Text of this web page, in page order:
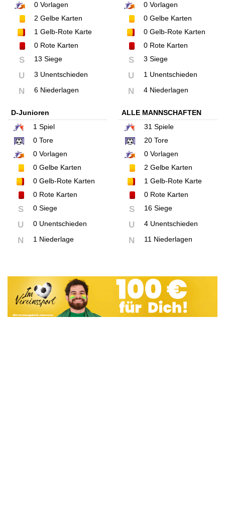
0 Vorlagen
2 Gelbe Karten
1 Gelb-Rote Karte
0 Rote Karten
S 13 Siege
U 3 Unentschieden
N 6 Niederlagen
0Vorlagen
0Gelbe Karten
0Gelb-Rote Karten
0Rote Karten
S 3 Siege
U 1 Unentschieden
N 4 Niederlagen
D-Junioren
1 Spiel
0 Tore
0 Vorlagen
0 Gelbe Karten
0 Gelb-Rote Karten
0 Rote Karten
S 0 Siege
U 0 Unentschieden
N 1 Niederlage
ALLE MANNSCHAFTEN
31Spiele
20Tore
0Vorlagen
2 Gelbe Karten
1Gelb-Rote Karte
0Rote Karten
S 16 Siege
U 4 Unentschieden
N 11 Niederlagen